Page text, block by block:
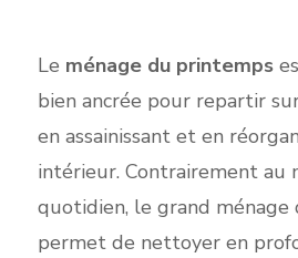
Le ménage du printemps
bien ancrée pour repartir
en assainissant et en réor
intérieur. Contrairement au
quotidien, le grand ménage
permet de nettoyer en